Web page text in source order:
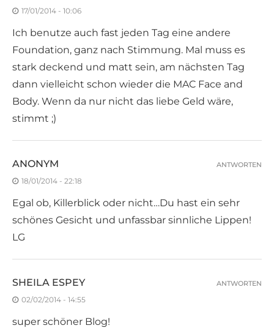
17/01/2014 - 10:06
Ich benutze auch fast jeden Tag eine andere
Foundation, ganz nach Stimmung. Mal muss es
stark deckend und matt sein, am nächsten Tag
dann vielleicht schon wieder die MAC Face and
Body. Wenn da nur nicht das liebe Geld wäre,
stimmt ;)
ANONYM
18/01/2014 - 22:18
Egal ob, Killerblick oder nicht…Du hast ein sehr
schönes Gesicht und unfassbar sinnliche Lippen!
LG
ANTWORTEN
SHEILA ESPEY
02/02/2014 - 14:55
super schöner Blog!
ANTWORTEN